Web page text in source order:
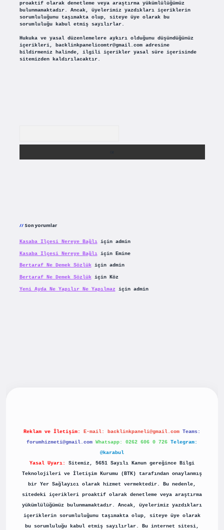
proaktif olarak denetleme veya araştırma yükümlülüğümüz
bulunmamaktadır. Ancak, üyelerimiz yazdıkları içeriklerin
sorumluluğunu taşımakta olup, siteye üye olarak bu
sorumluluğu kabul etmiş sayılırlar.
Hukuka ve yasal düzenlemelere aykırı olduğunu düşündüğünüz
içerikleri, backlinkpanelicomtr@gmail.comadresine
bildirmeniz halinde, ilgili içerikler yasal süre içerisinde
sitemizden kaldırılacaktır.
Son yorumlar
Kasaba Ilçesi Nereye Bağlıiçin admin
Kasaba Ilçesi Nereye Bağlıiçin Emine
Bertaraf Ne Demek Sözlükiçin admin
Bertaraf Ne Demek Sözlükiçin Köz
Yeni Ayda Ne Yapılır Ne Yapılmaziçin admin
Reklam ve İletişim: E-mail: backlinkpaneli@gmail.com Teams:
forumhizmeti@gmail.com Whatsapp: 0262 606 0 726 Telegram:
@karabul
Yasal Uyarı:
Sitemiz, 5651 Sayılı Kanun gereğince Bilgi
Teknolojileri ve İletişim Kurumu (BTK) tarafından onaylanmış
bir Yer Sağlayıcı olarak hizmet vermektedir. Bu nedenle,
sitedeki içerikleri proaktif olarak denetleme veya araştırma
yükümlülüğümüz bulunmamaktadır. Ancak, üyelerimiz yazdıkları
içeriklerin sorumluluğunu taşımakta olup, siteye üye olarak
bu sorumluluğu kabul etmiş sayılırlar. Bu internet sitesi,